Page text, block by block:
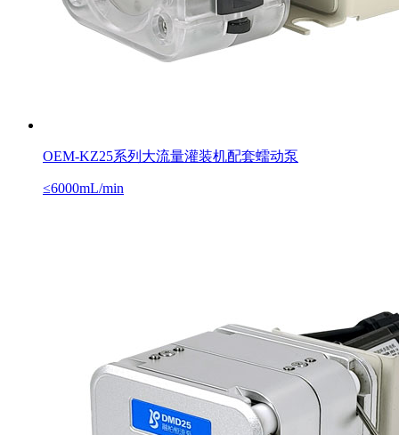
OEM-KZ25系列大流量灌装机配套蠕动泵
≤6000mL/min